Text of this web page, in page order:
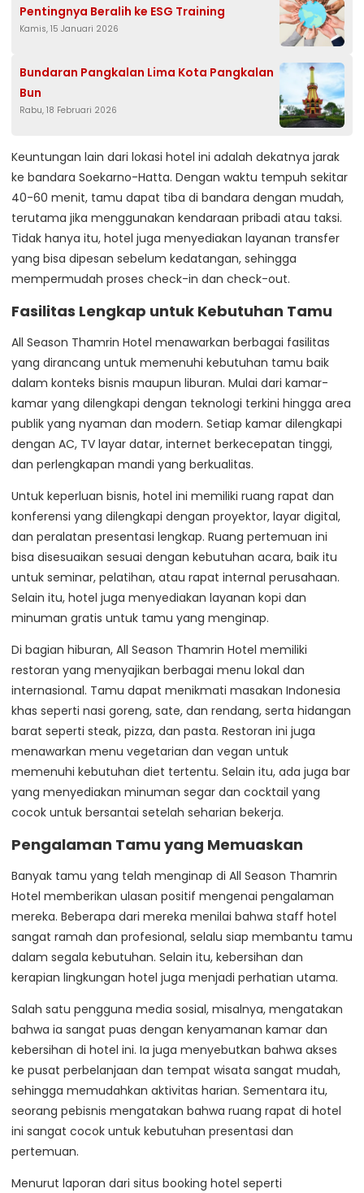
Pentingnya Beralih ke ESG Training
Kamis, 15 Januari 2026
Bundaran Pangkalan Lima Kota Pangkalan
Bun
Rabu, 18 Februari 2026
Keuntungan lain dari lokasi hotel ini adalah dekatnya jarak
ke bandara Soekarno-Hatta. Dengan waktu tempuh sekitar
40-60 menit, tamu dapat tiba di bandara dengan mudah,
terutama jika menggunakan kendaraan pribadi atau taksi.
Tidak hanya itu, hotel juga menyediakan layanan transfer
yang bisa dipesan sebelum kedatangan, sehingga
mempermudah proses check-in dan check-out.
Fasilitas Lengkap untuk Kebutuhan Tamu
All Season Thamrin Hotel menawarkan berbagai fasilitas
yang dirancang untuk memenuhi kebutuhan tamu baik
dalam konteks bisnis maupun liburan. Mulai dari kamar-
kamar yang dilengkapi dengan teknologi terkini hingga area
publik yang nyaman dan modern. Setiap kamar dilengkapi
dengan AC, TV layar datar, internet berkecepatan tinggi,
dan perlengkapan mandi yang berkualitas.
Untuk keperluan bisnis, hotel ini memiliki ruang rapat dan
konferensi yang dilengkapi dengan proyektor, layar digital,
dan peralatan presentasi lengkap. Ruang pertemuan ini
bisa disesuaikan sesuai dengan kebutuhan acara, baik itu
untuk seminar, pelatihan, atau rapat internal perusahaan.
Selain itu, hotel juga menyediakan layanan kopi dan
minuman gratis untuk tamu yang menginap.
Di bagian hiburan, All Season Thamrin Hotel memiliki
restoran yang menyajikan berbagai menu lokal dan
internasional. Tamu dapat menikmati masakan Indonesia
khas seperti nasi goreng, sate, dan rendang, serta hidangan
barat seperti steak, pizza, dan pasta. Restoran ini juga
menawarkan menu vegetarian dan vegan untuk
memenuhi kebutuhan diet tertentu. Selain itu, ada juga bar
yang menyediakan minuman segar dan cocktail yang
cocok untuk bersantai setelah seharian bekerja.
Pengalaman Tamu yang Memuaskan
Banyak tamu yang telah menginap di All Season Thamrin
Hotel memberikan ulasan positif mengenai pengalaman
mereka. Beberapa dari mereka menilai bahwa staff hotel
sangat ramah dan profesional, selalu siap membantu tamu
dalam segala kebutuhan. Selain itu, kebersihan dan
kerapian lingkungan hotel juga menjadi perhatian utama.
Salah satu pengguna media sosial, misalnya, mengatakan
bahwa ia sangat puas dengan kenyamanan kamar dan
kebersihan di hotel ini. Ia juga menyebutkan bahwa akses
ke pusat perbelanjaan dan tempat wisata sangat mudah,
sehingga memudahkan aktivitas harian. Sementara itu,
seorang pebisnis mengatakan bahwa ruang rapat di hotel
ini sangat cocok untuk kebutuhan presentasi dan
pertemuan.
Menurut laporan dari situs booking hotel seperti